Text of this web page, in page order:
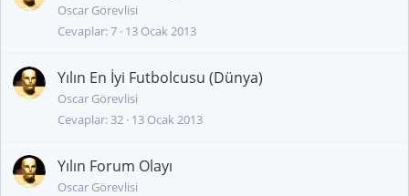
Oscar Görevlisi
Cevaplar 7 13 Ocak 2013
Yılın En İyi Futbolcusu (Dünya)
Oscar Görevlisi
Cevaplar 32 13 Ocak 2013
Yılın Forum Olayı
Oscar Görevlisi